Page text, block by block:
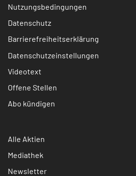
Nutzungsbedingungen
Datenschutz
Barrierefreiheitserklärung
Datenschutzeinstellungen
Videotext
Offene Stellen
Abo kündigen
Alle Aktien
Mediathek
Newsletter